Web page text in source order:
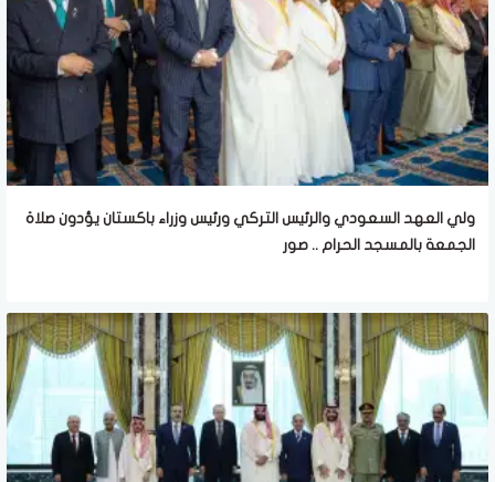
ولي العهد السعودي والرئيس التركي ورئيس وزراء باكستان يؤدون صلاة
الجمعة بالمسجد الحرام .. صور